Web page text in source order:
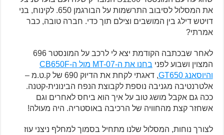
את המסלול לסיבוב התרשמות על הבורגמן 650. לקינוח, בני
דויטש דילג בין המושבים וצילם תוך כדי. חברה טובה, כבר
אמרתי?
לאחר שבכתבה הקודמת יצא לי לרכב על המונסטר 696
המצוין ושבוע לפני בחנו את ה-MT-07 מול ה-CB650F
והיוסאנגGT650
, דאגתי לקחת את הדיוק 690 של ק.ט.מ –
אלטרנטיבה מגניבה נוספת לקבוצת הנפח הבינונית-קטנה.
ככה גם אקבל מושג טוב על איך הוא ביחס לאחרים וגם
אשחזר קצת מהחוויה של הרכיבה באוסטריה. היה מעולה!
לצורך נוחות, המסלול שלנו מתחיל בסמוך למחלף ניצני עוז